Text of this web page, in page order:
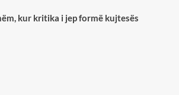
kur kritika i jep formë kujtesës